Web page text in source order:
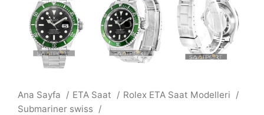
Ana Sayfa ETA Saat
Rolex ETA Saat Modelleri
Submariner swiss